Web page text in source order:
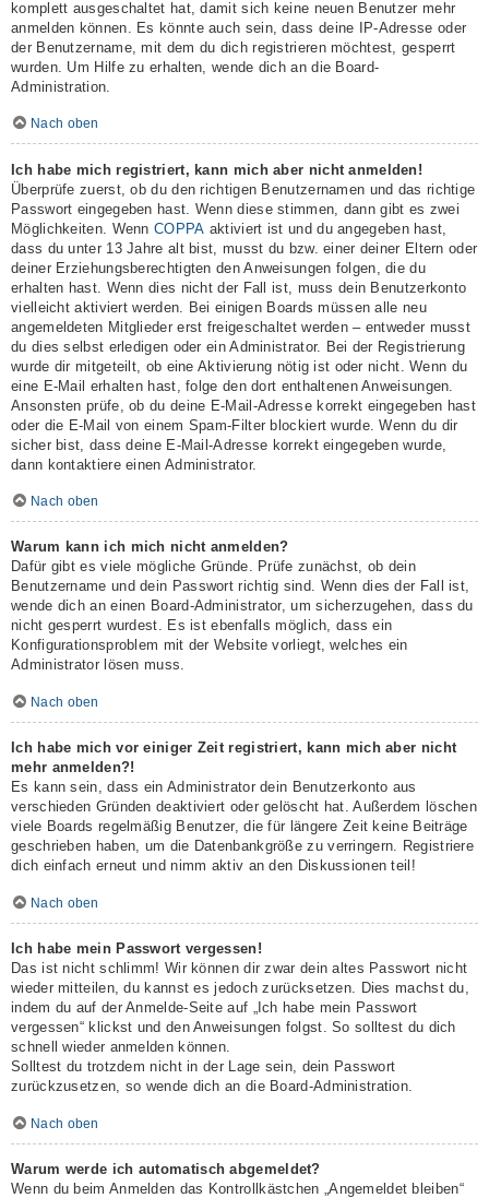
komplett ausgeschaltet hat, damit sich keine neuen Benutzer mehr
anmelden können. Es könnte auch sein, dass deine IP-Adresse oder
der Benutzername, mit dem du dich registrieren möchtest, gesperrt
wurden. Um Hilfe zu erhalten, wende dich an die Board-
Administration.
Nach oben
Ich habe mich registriert, kann mich aber nicht anmelden!
Überprüfe zuerst, ob du den richtigen Benutzernamen und das richtige
Passwort eingegeben hast. Wenn diese stimmen, dann gibt es zwei
Möglichkeiten. WennCOPPA aktiviert ist und du angegeben hast,
dass du unter 13 Jahre alt bist, musst du bzw. einer deiner Eltern oder
deiner Erziehungsberechtigten den Anweisungen folgen, die du
erhalten hast. Wenn dies nicht der Fall ist, muss dein Benutzerkonto
vielleicht aktiviert werden. Bei einigen Boards müssen alle neu
angemeldeten Mitglieder erst freigeschaltet werden – entweder musst
du dies selbst erledigen oder ein Administrator. Bei der Registrierung
wurde dir mitgeteilt, ob eine Aktivierung nötig ist oder nicht. Wenn du
eine E-Mail erhalten hast, folge den dort enthaltenen Anweisungen.
Ansonsten prüfe, ob du deine E-Mail-Adresse korrekt eingegeben hast
oder die E-Mail von einem Spam-Filter blockiert wurde. Wenn du dir
sicher bist, dass deine E-Mail-Adresse korrekt eingegeben wurde,
dann kontaktiere einen Administrator.
Nach oben
Warum kann ich mich nicht anmelden?
Dafür gibt es viele mögliche Gründe. Prüfe zunächst, ob dein
Benutzername und dein Passwort richtig sind. Wenn dies der Fall ist,
wende dich an einen Board-Administrator, um sicherzugehen, dass du
nicht gesperrt wurdest. Es ist ebenfalls möglich, dass ein
Konfigurationsproblem mit der Website vorliegt, welches ein
Administrator lösen muss.
Nach oben
Ich habe mich vor einiger Zeit registriert, kann mich aber nicht
mehr anmelden?!
Es kann sein, dass ein Administrator dein Benutzerkonto aus
verschieden Gründen deaktiviert oder gelöscht hat. Außerdem löschen
viele Boards regelmäßig Benutzer, die für längere Zeit keine Beiträge
geschrieben haben, um die Datenbankgröße zu verringern. Registriere
dich einfach erneut und nimm aktiv an den Diskussionen teil!
Nach oben
Ich habe mein Passwort vergessen!
Das ist nicht schlimm! Wir können dir zwar dein altes Passwort nicht
wieder mitteilen, du kannst es jedoch zurücksetzen. Dies machst du,
indem du auf der Anmelde-Seite auf „Ich habe mein Passwort
vergessen“ klickst und den Anweisungen folgst. So solltest du dich
schnell wieder anmelden können.
Solltest du trotzdem nicht in der Lage sein, dein Passwort
zurückzusetzen, so wende dich an die Board-Administration.
Nach oben
Warum werde ich automatisch abgemeldet?
Wenn du beim Anmelden das Kontrollkästchen „Angemeldet bleiben“